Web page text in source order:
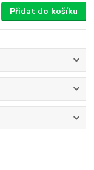
Přidat do košíku